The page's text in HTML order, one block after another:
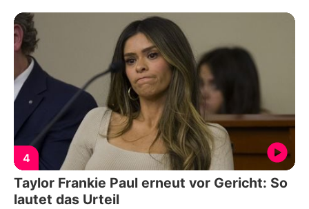
4
Taylor Frankie Paul erneut vor Gericht: So
lautet das Urteil